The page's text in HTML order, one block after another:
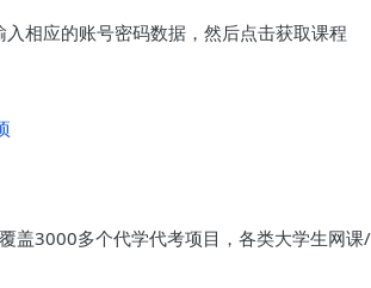
相应的账号密码数据，然后点击获取课程
盖3000多个代学代考项目，各类大学生网